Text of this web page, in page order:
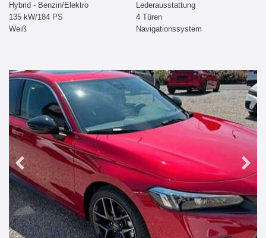
Hybrid - Benzin/Elektro
135 kW/184 PS
Weiß
Lederausstattung
4 Türen
Navigationssystem